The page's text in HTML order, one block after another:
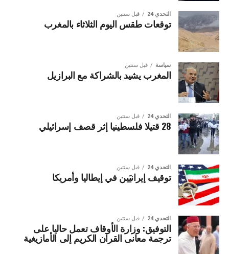
التحدي 24 قبل سنتين
توقعات طقس اليوم الثلاثاء بالمغرب
سياسة قبل سنتين
المغرب يشيد بالشراكة مع البرازيل
التحدي 24 قبل سنتين
28 قتيلا فلسطينيا إثر قصف إسرائيلي
التحدي 24 قبل سنتين
توقيف إيرانيَين في إيطاليا وأمريكا
التحدي 24 قبل سنتين
التوفيق: وزارة الأوقاف تعمل حاليا على
ترجمة معانى القرآن الكريم إلى الأمازيغية